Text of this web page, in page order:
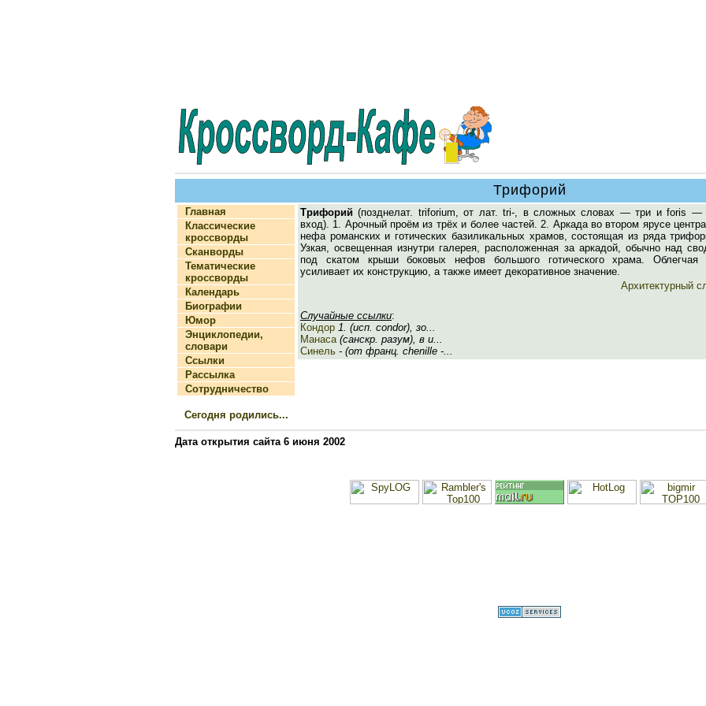
Трифорий
Главная
Классические
кроссворды
Сканворды
Тематические
кроссворды
Календарь
Биографии
Юмор
Энциклопедии,
словари
Ссылки
Рассылка
Сотрудничество
Сегодня родились...
Трифорий (позднелат. triforium, от лат. tri-, в сложных словах — три и foris —
вход). 1. Арочный проём из трёх и более частей. 2. Аркада во втором ярусе
нефа романских и готических базиликальных храмов, состоящая из ряда
Узкая, освещенная изнутри галерея, расположенная за аркадой, обычно над
под скатом крыши боковых нефов большого готического храма. Облегчая
усиливает их конструкцию, а также имеет декоративное значение.
Архитектурный
Случайные ссылки:
Кондор 1. (исп. condor), зо...
Манаса(санскр. разум), в и...
Синель - (от франц. chenille -...
Дата открытия сайта 6 июня 2002